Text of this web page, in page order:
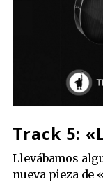
Track 5:
Llevábamos
nueva pieza de